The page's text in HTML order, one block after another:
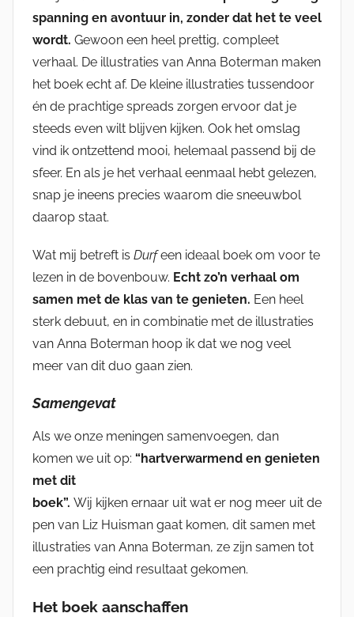
spanning en avontuur in, zonder dat het te veel
wordt. Gewoon een heel prettig, compleet
verhaal. De illustraties van Anna Boterman maken
het boek echt af. De kleine illustraties tussendoor
én de prachtige spreads zorgen ervoor dat je
steeds even wilt blijven kijken. Ook het omslag
vind ik ontzettend mooi, helemaal passend bij de
sfeer. En als je het verhaal eenmaal hebt gelezen,
snap je ineens precies waarom die sneeuwbol
daarop staat.
Wat mij betreft is Durfeen ideaal boek om voor te
lezen in de bovenbouw. Echt zo’n verhaal om
samen met de klas van te genieten. Een heel
sterk debuut, en in combinatie met de illustraties
van Anna Boterman hoop ik dat we nog veel
meer van dit duo gaan zien.
Samengevat
Als we onze meningen samenvoegen, dan
komen we uit op: “hartverwarmend en genieten
met dit
boek”. Wij kijken ernaar uit wat er nog meer uit de
pen van Liz Huisman gaat komen, dit samen met
illustraties van Anna Boterman, ze zijn samen tot
een prachtig eind resultaat gekomen.
Het boek aanschaffen